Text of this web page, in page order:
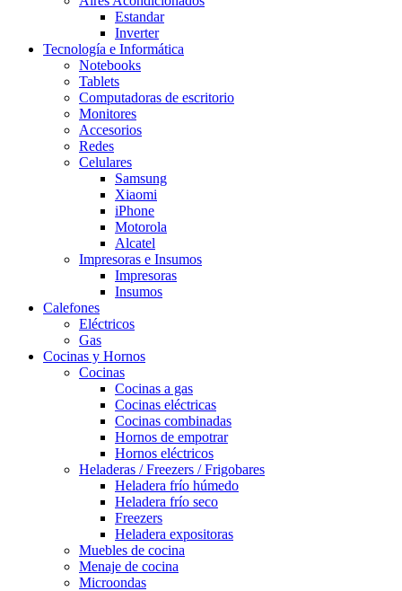
Estandar
Inverter
Tecnología e Informática
Notebooks
Tablets
Computadoras de escritorio
Monitores
Accesorios
Redes
Celulares
Samsung
Xiaomi
iPhone
Motorola
Alcatel
Impresoras e Insumos
Impresoras
Insumos
Calefones
Eléctricos
Gas
Cocinas y Hornos
Cocinas
Cocinas a gas
Cocinas eléctricas
Cocinas combinadas
Hornos de empotrar
Hornos eléctricos
Heladeras / Freezers / Frigobares
Heladera frío húmedo
Heladera frío seco
Freezers
Heladera expositoras
Muebles de cocina
Menaje de cocina
Microondas